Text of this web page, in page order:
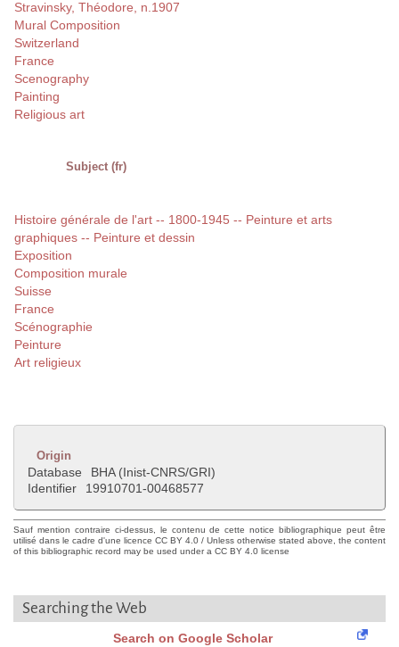
Stravinsky, Théodore, n.1907
Mural Composition
Switzerland
France
Scenography
Painting
Religious art
Subject (fr)
Histoire générale de l'art -- 1800-1945 -- Peinture et arts
graphiques -- Peinture et dessin
Exposition
Composition murale
Suisse
France
Scénographie
Peinture
Art religieux
Origin
Database
BHA (Inist-CNRS/GRI)
Identifier
19910701-00468577
Sauf mention contraire ci-dessus, le contenu de cette notice bibliographique peut être
utilisé dans le cadre d'une licence CC BY 4.0 / Unless otherwise stated above, the content
of this bibliographic record may be used under a CC BY 4.0 license
Searching the Web
Search on Google Scholar